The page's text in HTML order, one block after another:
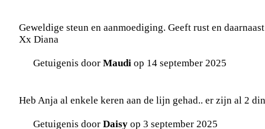
Geweldige steun en aanmoediging. Geeft rust en
Xx Diana
Getuigenis door Maudi op 14 september 2025
Heb Anja al enkele keren aan de lijn gehad.. er zijn al 2
Getuigenis door Daisy op 3 september 2025